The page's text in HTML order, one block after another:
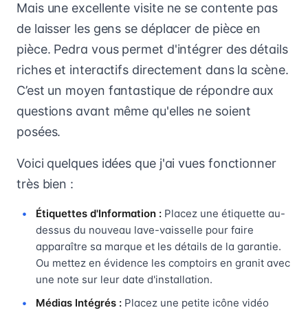
Mais une excellente visite ne se contente pas
de laisser les gens se déplacer de pièce en
pièce. Pedra vous permet d'intégrer des détails
riches et interactifs directement dans la scène.
C’est un moyen fantastique de répondre aux
questions avant même qu'elles ne soient
posées.
Voici quelques idées que j'ai vues fonctionner
très bien :
Étiquettes d'Information : Placez une étiquette au-
dessus du nouveau lave-vaisselle pour faire
apparaître sa marque et les détails de la garantie.
Ou mettez en évidence les comptoirs en granit avec
une note sur leur date d'installation.
Médias Intégrés : Placez une petite icône vidéo